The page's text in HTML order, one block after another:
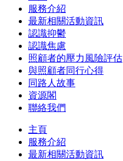
服務介紹
最新相關活動資訊
認識抑鬱
認識焦慮
照顧者的壓力風險評估
與照顧者同行心得
同路人故事
資源閣
聯絡我們
主頁
服務介紹
最新相關活動資訊